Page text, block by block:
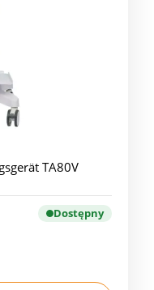
TA80V
Dostępny